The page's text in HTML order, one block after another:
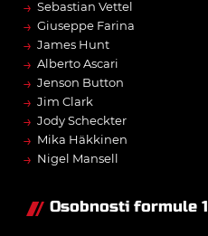
→ Sebastian Vettel
→ Giuseppe Farina
→ James Hunt
→ Alberto Ascari
→ Jenson Button
→ Jim Clark
→ Jody Scheckter
→ Mika Häkkinen
→ Nigel Mansell
Osobnosti formule 1